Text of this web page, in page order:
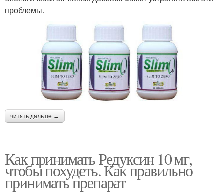
проблемы.
читать дальше →
Как принимать Редуксин 10 мг,
чтобы похудеть. Как правильно
принимать препарат